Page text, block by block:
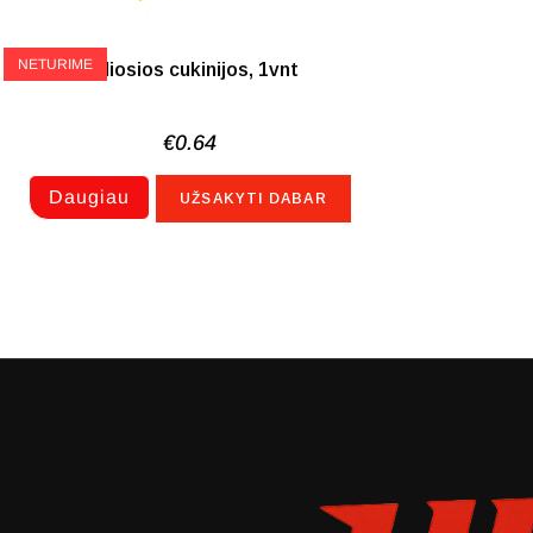
NETURIMEŽaliosios cukinijos, 1vnt
€0.64
Daugiau UŽSAKYTI DABAR